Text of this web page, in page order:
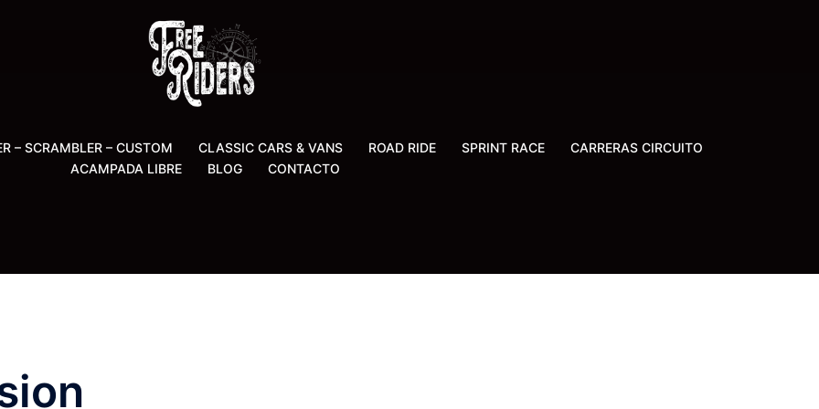
– SCRAMBLER – CUSTOM CLASSIC CARS & VANS ROAD RIDE SPRINT RACE
CARRERAS CIRCUITO
ACAMPADA LIBRE
BLOG CONTACTO